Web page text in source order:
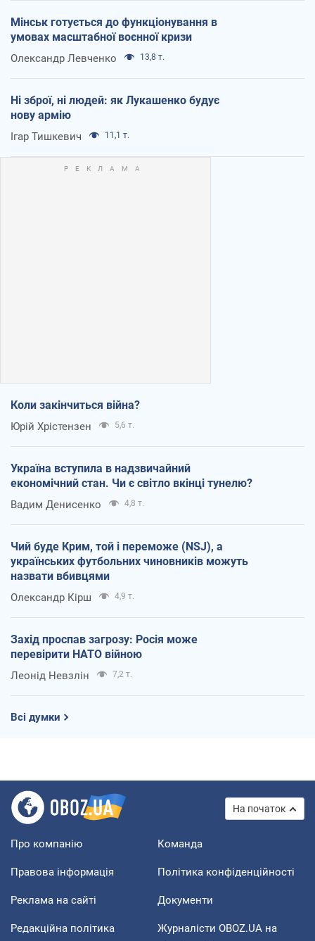
Мінськ готується до функціонування в
умовах масштабної воєнної кризи
Олександр Левченко 13,8 т.
Ні зброї, ні людей: як Лукашенко будує
нову армію
Ігар Тишкевич 11,1 т.
Коли закінчиться війна?
Юрій Хрістензен 5,6 т.
Україна вступила в надзвичайний
економічний стан. Чи є світло вкінці тунелю?
Вадим Денисенко 4,8 т.
Чий буде Крим, той і переможе (NSJ), а
українських футбольних чиновників можуть
назвати вбивцями
Олександр Кірш 4,9 т.
Захід проспав загрозу: Росія може
перевірити НАТО війною
Леонід Невзлін 7,2 т.
Всі думки
На початок
Про компанію Команда
Правова інформація Політика конфіденційності
Реклама на сайті Документи
Редакційна політика
Журналісти OBOZ.UA на